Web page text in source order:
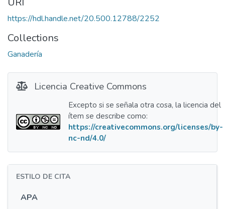
https://hdl.handle.net/20.500.12788/2252
Collections
Ganadería
Licencia Creative Commons
Excepto si se señala otra cosa, la licencia del
ítem se describe como:
https://creativecommons.org/licenses/by-
nc-nd/4.0/
ESTILO DE CITA
APA